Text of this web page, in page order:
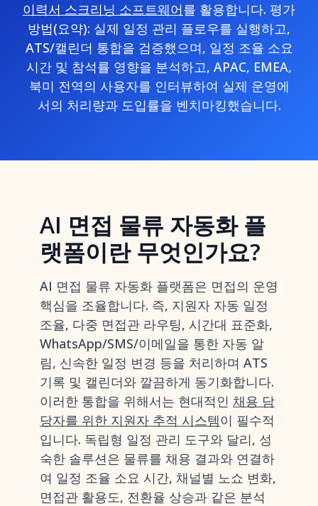
이력서 스크리닝 소프트웨어를 활용합니다. 평가
방법(요약): 실제 일정 관리 플로우를 실행하고,
ATS/캘린더 통합을 검증했으며, 일정 조율 소요
시간 및 참석률 영향을 분석하고, APAC, EMEA,
북미 전역의 사용자를 인터뷰하여 실제 운영에
서의 처리량과 도입률을 벤치마킹했습니다.
AI 면접 물류 자동화 플
랫폼이란 무엇인가요?
AI 면접 물류 자동화 플랫폼은 면접의 운영
핵심을 조율합니다. 즉, 지원자 자동 일정
조율, 다중 면접관 라우팅, 시간대 표준화,
WhatsApp/SMS/이메일을 통한 자동 알
림, 신속한 일정 변경 등을 처리하며 ATS
기록 및 캘린더와 깔끔하게 동기화합니다.
이러한 통합을 위해서는 현대적인 채용 담
당자를 위한 지원자 추적 시스템이 필수적
입니다. 독립형 일정 관리 도구와 달리, 성
숙한 솔루션은 물류를 채용 결과와 연결하
여 일정 조율 소요 시간, 채널별 노쇼 변화,
면접관 활용도, 전환율 상승과 같은 분석